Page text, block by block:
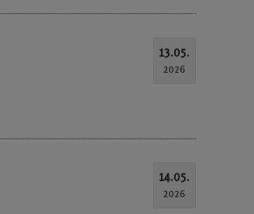
13.05.
2026
14.05.
2026